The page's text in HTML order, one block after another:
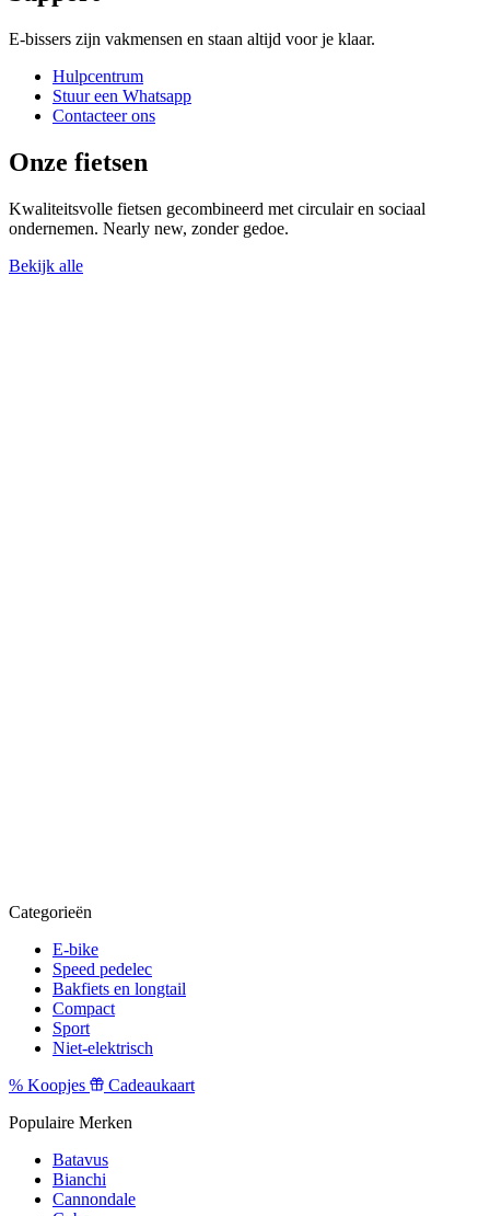
E-bissers zijn vakmensen en staan altijd voor je klaar.
Hulpcentrum
Stuur een Whatsapp
Contacteer ons
Onze fietsen
Kwaliteitsvolle fietsen gecombineerd met circulair en sociaal
ondernemen. Nearly new, zonder gedoe.
Bekijk alle
Categorieën
E-bike
Speed pedelec
Bakfiets en longtail
Compact
Sport
Niet-elektrisch
% Koopjes
Cadeaukaart
Populaire Merken
Batavus
Bianchi
Cannondale